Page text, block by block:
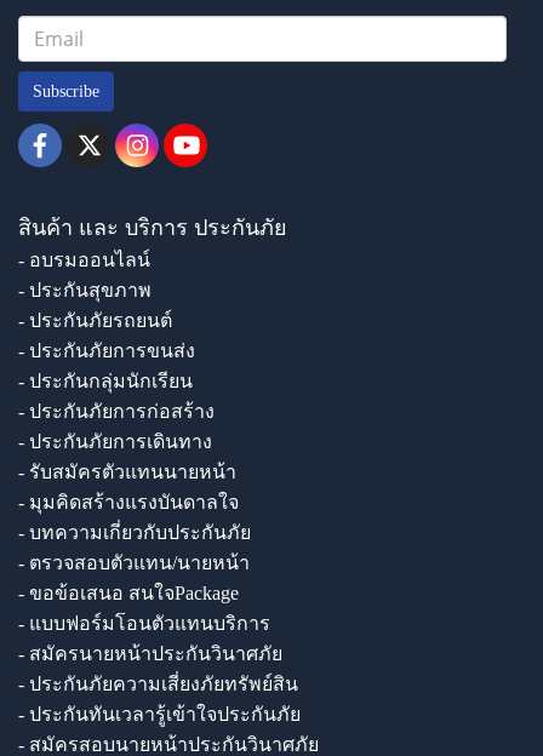
Subscribe
สินค้า และ บริการ ประกันภัย
- อบรมออนไลน์
- ประกันสุขภาพ
- ประกันภัยรถยนต์
- ประกันภัยการขนส่ง
- ประกันกลุ่มนักเรียน
- ประกันภัยการก่อสร้าง
- ประกันภัยการเดินทาง
- รับสมัครตัวแทนนายหน้า
- มุมคิดสร้างแรงบันดาลใจ
- บทความเกี่ยวกับประกันภัย
- ตรวจสอบตัวแทน/นายหน้า
- ขอข้อเสนอ สนใจPackage
- แบบฟอร์มโอนตัวแทนบริการ
- สมัครนายหน้าประกันวินาศภัย
- ประกันภัยความเสี่ยงภัยทรัพย์สิน
- ประกันทันเวลารู้เข้าใจประกันภัย
- สมัครสอบนายหน้าประกันวินาศภัย